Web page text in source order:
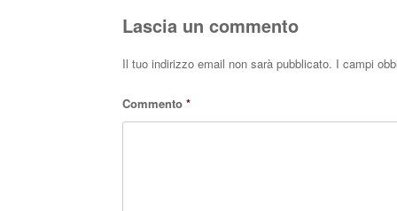
Lascia un commento
Il tuo indirizzo email non sarà pubblicato. I campi
Commento *